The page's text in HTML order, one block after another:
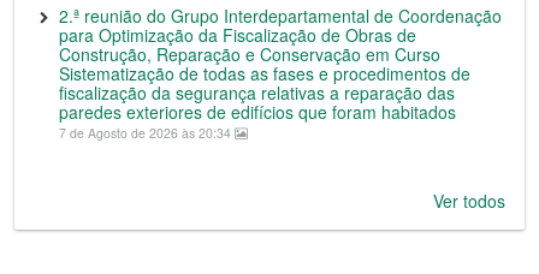
2.ª reunião do Grupo Interdepartamental de Coordenação
para Optimização da Fiscalização de Obras de
Construção, Reparação e Conservação em Curso
Sistematização de todas as fases e procedimentos de
fiscalização da segurança relativas a reparação das
paredes exteriores de edifícios que foram habitados
7 de Agosto de 2026 às 20:34
Ver todos